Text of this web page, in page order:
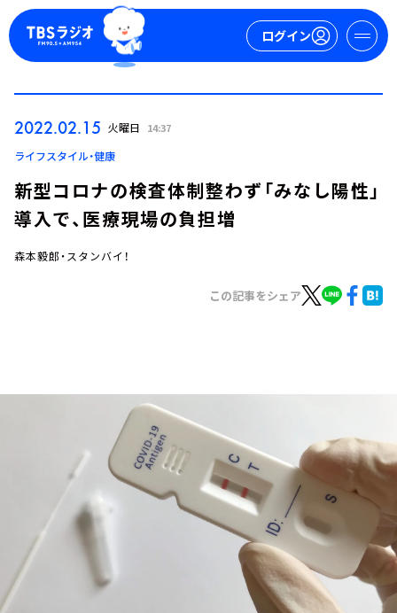
ログイン
ログイン
イベント・グッズ
YouTube
会社情報
2022.02.15 火曜日 14:37
ライフスタイル・健康
新型コロナの検査体制整わず「みなし陽性」
導入で、医療現場の負担増
森本毅郎・スタンバイ！
この記事をシェア